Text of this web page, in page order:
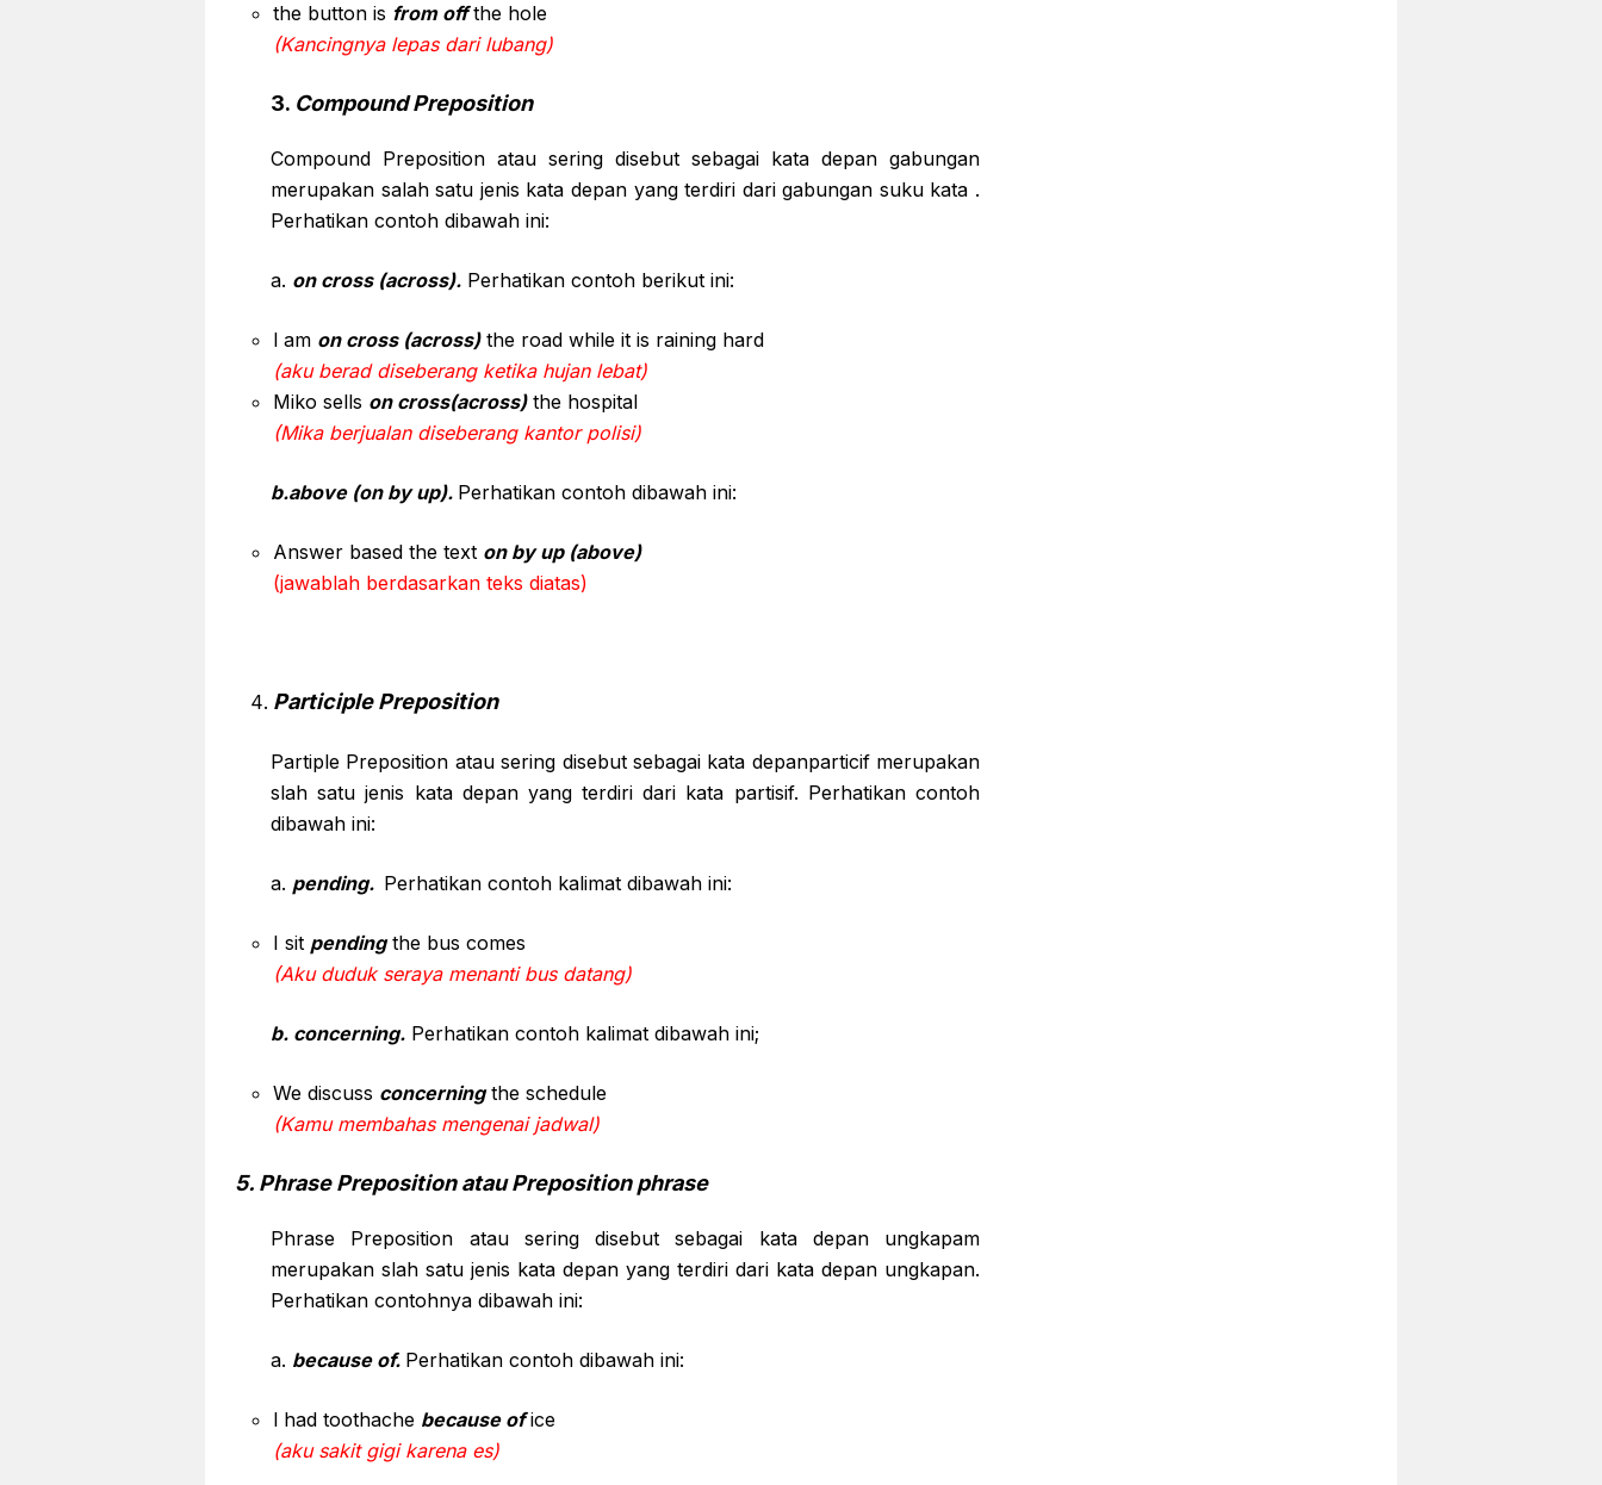
the button is from offthe hole
(Kancingnya lepas dari lubang)
3. Compound Preposition
Compound Preposition atau sering disebut sebagai kata depan gabungan
merupakan salah satu jenis kata depan yang terdiri dari gabungan suku kata .
Perhatikan contoh dibawah ini:
a. on cross (across). Perhatikan contoh berikut ini:
l am on cross (across)the road while it is raining hard
(aku berad diseberang ketika hujan lebat)
Miko sells on cross(across)the hospital
(Mika berjualan diseberang kantor polisi)
b.above (on by up). Perhatikan contoh dibawah ini:
Answer based the text on by up (above)
(jawablah berdasarkan teks diatas)
Participle Preposition
Partiple Preposition atau sering disebut sebagai kata depanparticif merupakan
slah satu jenis kata depan yang terdiri dari kata partisif. Perhatikan contoh
dibawah ini:
a. pending. Perhatikan contoh kalimat dibawah ini:
I sit pendingthe bus comes
(Aku duduk seraya menanti bus datang)
b. concerning. Perhatikan contoh kalimat dibawah ini;
We discuss concerningthe schedule
(Kamu membahas mengenai jadwal)
5. Phrase Preposition atau Preposition phrase
Phrase Preposition atau sering disebut sebagai kata depan ungkapam
merupakan slah satu jenis kata depan yang terdiri dari kata depan ungkapan.
Perhatikan contohnya dibawah ini:
a. because of. Perhatikan contoh dibawah ini:
l had toothache because ofice
(aku sakit gigi karena es)